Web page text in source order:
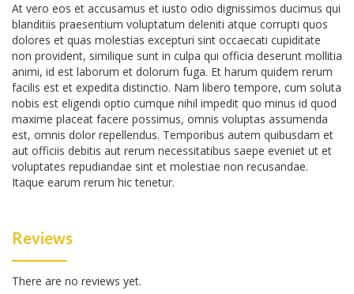
At vero eos et accusamus et iusto odio dignissimos ducimus qui
blanditiis praesentium voluptatum deleniti atque corrupti quos
dolores et quas molestias excepturi sint occaecati cupiditate
non provident, similique sunt in culpa qui officia deserunt mollitia
animi, id est laborum et dolorum fuga. Et harum quidem rerum
facilis est et expedita distinctio. Nam libero tempore, cum soluta
nobis est eligendi optio cumque nihil impedit quo minus id quod
maxime placeat facere possimus, omnis voluptas assumenda
est, omnis dolor repellendus. Temporibus autem quibusdam et
aut officiis debitis aut rerum necessitatibus saepe eveniet ut et
voluptates repudiandae sint et molestiae non recusandae.
Itaque earum rerum hic tenetur.
Reviews
There are no reviews yet.